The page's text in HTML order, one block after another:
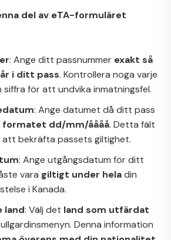
del av eTA-formuläret
: Ange ditt passnummer exakt så
i ditt pass. Kontrollera noga varje
för att undvika inmatningsfel.
: Ange datumet då ditt pass
formatet dd/mm/åååå. Detta fält
bekräfta passets giltighet.
: Ange utgångsdatum för ditt
vara giltigt under heladin
i Kanada.
land: Välj det land som utfärdat
Denna information